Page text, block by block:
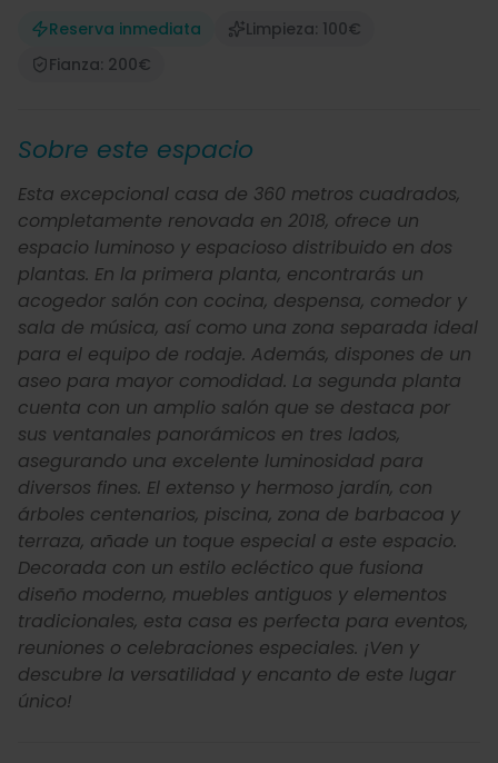
Reserva inmediata
Limpieza: 100€
Fianza: 200€
Sobre este espacio
Esta excepcional casa de 360 metros cuadrados,
completamente renovada en 2018, ofrece un
espacio luminoso y espacioso distribuido en dos
plantas. En la primera planta, encontrarás un
acogedor salón con cocina, despensa, comedor y
sala de música, así como una zona separada ideal
para el equipo de rodaje. Además, dispones de un
aseo para mayor comodidad. La segunda planta
cuenta con un amplio salón que se destaca por
sus ventanales panorámicos en tres lados,
asegurando una excelente luminosidad para
diversos fines. El extenso y hermoso jardín, con
árboles centenarios, piscina, zona de barbacoa y
terraza, añade un toque especial a este espacio.
Decorada con un estilo ecléctico que fusiona
diseño moderno, muebles antiguos y elementos
tradicionales, esta casa es perfecta para eventos,
reuniones o celebraciones especiales. ¡Ven y
descubre la versatilidad y encanto de este lugar
único!